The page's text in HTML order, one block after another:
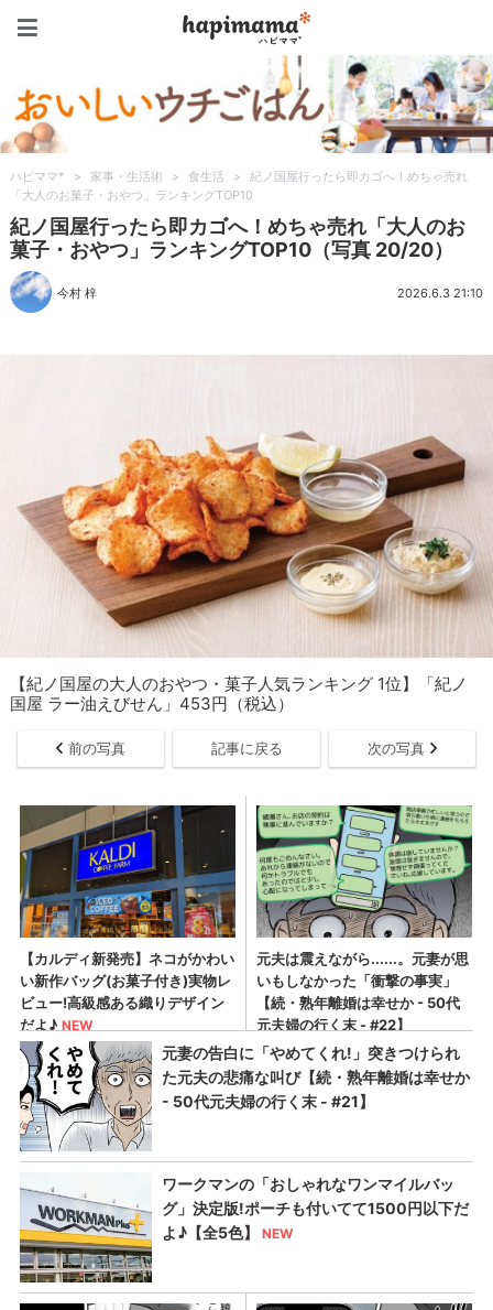
ハピママ* > 家事・生活術 > 食生活 >
紀ノ国屋行ったら即カゴへ！めちゃ売れ
「大人のお菓子・おやつ」ランキングTOP10
紀ノ国屋行ったら即カゴへ！めちゃ売れ「大人のお
菓子・おやつ」ランキングTOP10（写真 20/20）
今村 梓 2026.6.3 21:10
【紀ノ国屋の大人のおやつ・菓子人気ランキング 1位】「紀ノ
国屋 ラー油えびせん」453円（税込）
前の写真 記事に戻る 次の写真